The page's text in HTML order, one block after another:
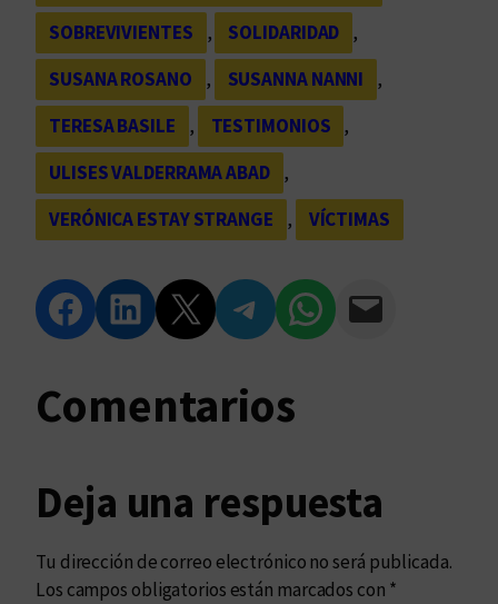
SOBREVIVIENTES
, SOLIDARIDAD
,
SUSANA ROSANO
, SUSANNA NANNI
,
TERESA BASILE
, TESTIMONIOS
,
ULISES VALDERRAMA ABAD
,
VERÓNICA ESTAY STRANGE
, VÍCTIMAS
Compartir en Facebook Compartir en LinkedIn Compartir en Twitter Compartir en Telegram Compartir en WhatsApp Compartir vía Email
Comentarios
Deja una respuesta
Tu dirección de correo electrónico no será publicada.
Los campos obligatorios están marcados con *